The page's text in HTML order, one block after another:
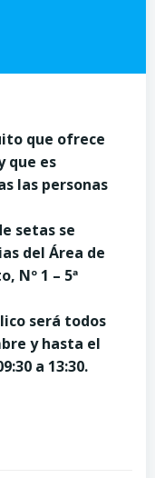
que ofrece
que es
las personas
setas se
del Área de
Nº 1 – 5ª
será todos
y hasta el
a 13:30.